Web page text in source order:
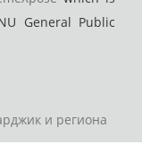
General Public
и региона